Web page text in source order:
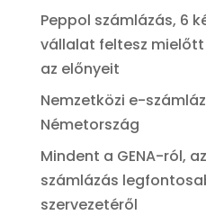
Peppol számlázás, 6
vállalat feltesz mielőtt
az előnyeit
Nemzetközi e-
Németország
Mindent a GENA-ról,
számlázás
szervezetéről